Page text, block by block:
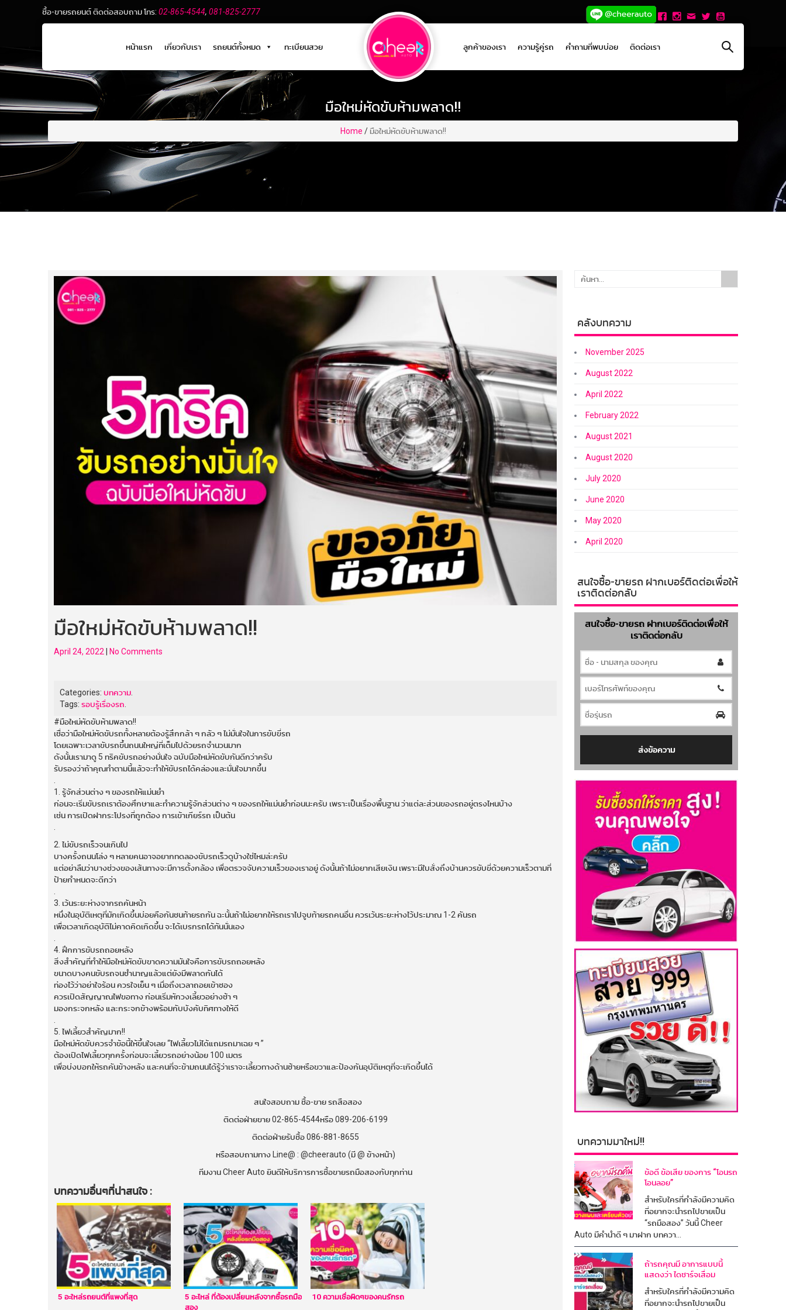
ซื้อ-ขายรถยนต์ ติดต่อสอบถาม โทร: 02-865-4544, 081-825-2777
หน้าแรก เกี่ยวกับเรา รถยนต์ทั้งหมด ทะเบียนสวย ลูกค้าของเรา ความรู้คู่รถ คำถามที่พบบ่อย ติดต่อเรา
มือใหม่หัดขับห้ามพลาด!!
Home / มือใหม่หัดขับห้ามพลาด!!
มือใหม่หัดขับห้ามพลาด!!
April 24, 2022 No Comments
Categories: บทความ.
Tags: รอบรู้เรื่องรถ.
#มือใหม่หัดขับห้ามพลาด!!
เชื่อว่ามือใหม่หัดขับรถทั้งหลายต้องรู้สึกกล้า ๆ กลัว ๆ ไม่มั่นใจในการขับขี่รถ
โดยเฉพาะเวลาขับรถขึ้นถนนใหญ่ที่เต็มไปด้วยรถจำนวนมาก
ดังนั้นเรามาดู 5 ทริคขับรถอย่างมั่นใจ ฉบับมือใหม่หัดขับกันดีกว่าครับ
รับรองว่าถ้าคุณทำตามนี้แล้วจะทำให้ขับรถได้คล่องและมั่นใจมากขึ้น
.
1. รู้จักส่วนต่าง ๆ ของรถให้แม่นยำ
ก่อนจะเริ่มขับรถเราต้องศึกษาและทำความรู้จักส่วนต่าง ๆ ของรถให้แม่นยำก่อนนะครับ เพราะเป็นเรื่องพื้นฐาน ว่าแต่ละส่วนของรถอยู่ตรงไหนบ้าง
เช่น การเปิดฝากระโปรงที่ถูกต้อง การเข้าเกียร์รถ เป็นต้น
.
2. ไม่ขับรถเร็วจนเกินไป
บางครั้งถนนโล่ง ๆ หลายคนอาจอยากทดลองขับรถเร็วดูบ้างใช่ไหมล่ะครับ
แต่อย่าลืมว่าบางช่วงของเส้นทางจะมีการตั้งกล้อง เพื่อตรวจจับความเร็วของเราอยู่ ดังนั้นถ้าไม่อยากเสียเงิน เพราะมีใบสั่งถึงบ้านควรขับขี่ด้วยความเร็วตามที่
ป้ายกำหนดจะดีกว่า
.
3. เว้นระยะห่างจากรถคันหน้า
หนึ่งในอุบัติเหตุที่มักเกิดขึ้นบ่อยคือกันชนท้ายรถกัน ฉะนั้นถ้าไม่อยากให้รถเราไปจูบท้ายรถคนอื่น ควรเว้นระยะห่างไว้ประมาณ 1-2 คันรถ
เพื่อเวลาเกิดอุบัติไม่คาดคิดเกิดขึ้น จะได้เบรกรถได้ทันนั่นเอง
.
4. ฝึกการขับรถถอยหลัง
สิ่งสำคัญที่ทำให้มือใหม่หัดขับขาดความมันใจคือการขับรถถอยหลัง
ขนาดบางคนขับรถจนชำนาญแล้วแต่ยังมีพลาดกันได้
ท่องไว้ว่าอย่าใจร้อน ควรใจเย็น ๆ เมื่อถึงเวลาถอยเข้าซอง
ควรเปิดสัญญาณไฟขอทาง ก่อนเริ่มหักวงเลี้ยวอย่างช้า ๆ
มองกระจกหลัง และกระจกข้างพร้อมกับบังคับทิศทางให้ดี
.
5. ไฟเลี้ยวสำคัญมาก!!
มือใหม่หัดขับควรจำข้อนี้ให้ขึ้นใจเลย “ไฟเลี้ยวไม่ได้แถมรถมาเฉย ๆ ”
ต้องเปิดไฟเลี้ยวทุกครั้งก่อนจะเลี้ยวรถอย่างน้อย 100 เมตร
เพื่อบ่งบอกให้รถคันข้างหลัง และคนที่จะข้ามถนนได้รู้ว่าเราจะเลี้ยวทางด้านซ้ายหรือขวาและป้องกันอุบัติเหตุที่จะเกิดขึ้นได้
สนใจสอบถาม ซื้อ-ขาย รถสือสอง
ติดต่อฝ่ายขาย 02-865-4544หรือ 089-206-6199
ติดต่อฝ่ายรับซื้อ 086-881-8655
หรือสอบถามทาง Line@ : @cheerauto (มี @ ข้างหน้า)
ทีมงาน Cheer Auto ยินดีให้บริการการซื้อขายรถมือสองกับทุกท่าน
บทความอื่นๆที่น่าสนใจ :
5 อะใหล่รถยนต์ที่แพงที่สุด
5 อะไหล่ ที่ต้องเปลี่ยนหลังจากซื้อรถมือ
สอง
10 ความเชื่อผิดๆของคนรักรถ
คลังบทความ
November 2025
August 2022
April 2022
February 2022
August 2021
August 2020
July 2020
June 2020
May 2020
April 2020
สนใจซื้อ-ขายรถ ฝากเบอร์ติดต่อเพื่อให้
เราติดต่อกลับ
สนใจซื้อ-ขายรถ ฝากเบอร์ติดต่อเพื่อให้
เราติดต่อกลับ
ส่งข้อความ
บทความมาใหม่!!
ข้อดี ข้อเสีย ของการ “โอนรถ
โอนลอย”
สำหรับใครที่กำลังมีความคิด
ที่อยากจะนำรถไปขายเป็น
“รถมือสอง” วันนี้ Cheer
Auto มีคำนำดี ๆ มาฝาก บทควา...
ถ้ารถคุณมี อาการแบบนี้
แสดงว่า ไดชาร์จเสื่อม
สำหรับใครที่กำลังมีความคิด
ที่อยากจะนำรถไปขายเป็น